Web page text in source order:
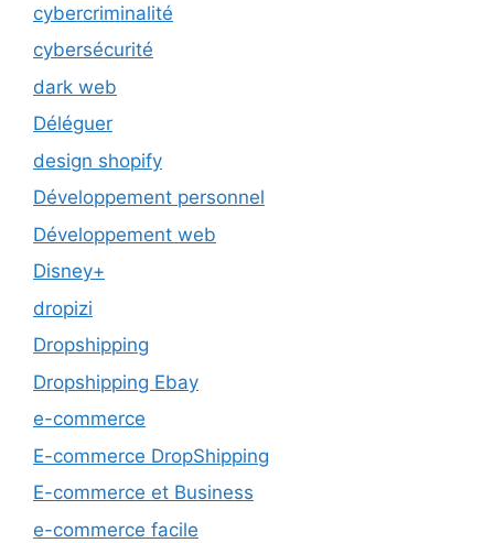
cybercriminalité
cybersécurité
dark web
Déléguer
design shopify
Développement personnel
Développement web
Disney+
dropizi
Dropshipping
Dropshipping Ebay
e-commerce
E-commerce DropShipping
E-commerce et Business
e-commerce facile